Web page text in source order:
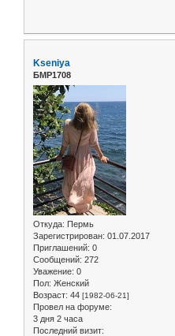
Kseniya
БМР1708
Откуда: Пермь
Зарегистрирован: 01.07.2017
Приглашений: 0
Сообщений: 272
Уважение: 0
Пол: Женский
Возраст: 44 [1982-06-21]
Провел на форуме:
3 дня 2 часа
Последний визит: